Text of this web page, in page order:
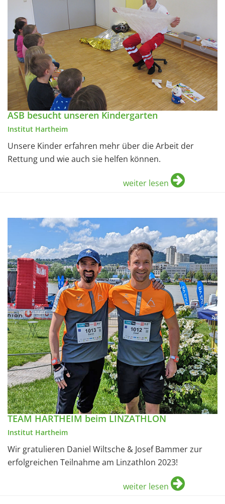
ASB besucht unseren Kindergarten
Institut Hartheim
Unsere Kinder erfahren mehr über die Arbeit der
Rettung und wie auch sie helfen können.
weiter lesen
TEAM HARTHEIM beim LINZATHLON
Institut Hartheim
Wir gratulieren Daniel Wiltsche & Josef Bammer zur
erfolgreichen Teilnahme am Linzathlon 2023!
weiter lesen